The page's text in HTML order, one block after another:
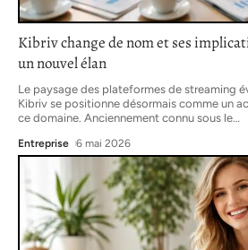
Kibriv change de nom et ses
un nouvel élan
Le paysage des plateformes de streaming
Kibriv se positionne désormais comme un
ce domaine. Anciennement connu sous le…
Entreprise 6 mai 2026